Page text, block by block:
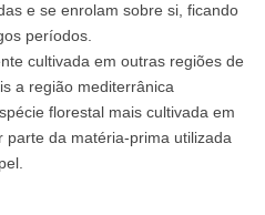
e se enrolam sobre si, ficando
períodos.
cultivada em outras regiões de
a região mediterrânica
florestal mais cultivada em
da matéria-prima utilizada